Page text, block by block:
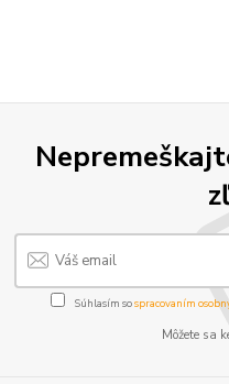
Súhlasím sospracovaním
Môžete sa